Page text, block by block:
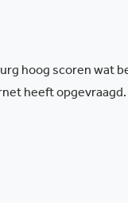
hoog scoren wat
heeft